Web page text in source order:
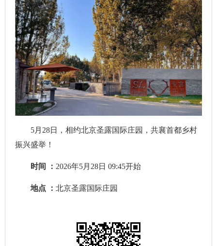
5月28日，相约北京圣露国际庄园，共襄首都乡村
振兴盛举！
时间 ： 2026年5月28日 09:45开始
地点 ： 北京圣露国际庄园